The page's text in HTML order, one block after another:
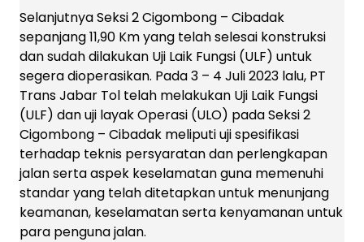
Selanjutnya Seksi 2 Cigombong – Cibadak
sepanjang 11,90 Km yang telah selesai konstruksi
dan sudah dilakukan Uji Laik Fungsi (ULF) untuk
segera dioperasikan. Pada 3 – 4 Juli 2023 lalu, PT
Trans Jabar Tol telah melakukan Uji Laik Fungsi
(ULF) dan uji layak Operasi (ULO) pada Seksi 2
Cigombong – Cibadak meliputi uji spesifikasi
terhadap teknis persyaratan dan perlengkapan
jalan serta aspek keselamatan guna memenuhi
standar yang telah ditetapkan untuk menunjang
keamanan, keselamatan serta kenyamanan untuk
para penguna jalan.